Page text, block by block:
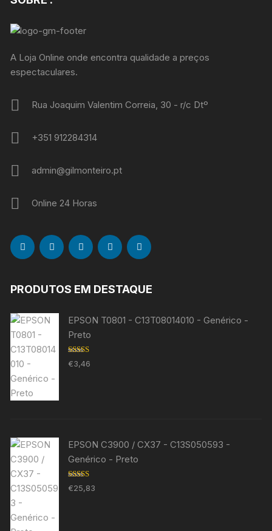
A Loja Online onde encontra qualidade a preços
espectaculares.
Rua Joaquim Valentim Correia, 30 - r/c Dtº
+351 912284314
admin@gilmonteiro.pt
Online 24 Horas
PRODUTOS EM DESTAQUE
EPSON T0801 - C13T08014010 - Genérico -
Preto
Avaliação
5.00 de 5
€3,46
EPSON C3900 / CX37 - C13S050593 -
Genérico - Preto
Avaliação
5.00de 5
€25,83